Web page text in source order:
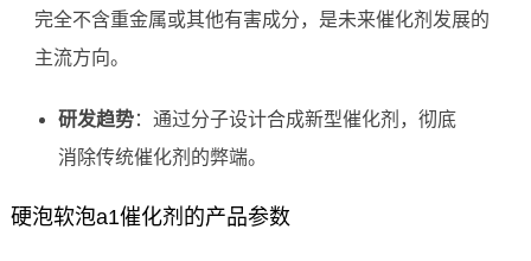
完全不含重金属或其他有害成分，是未来催化剂发展的
主流方向。
研发趋势：通过分子设计合成新型催化剂，彻底
消除传统催化剂的弊端。
硬泡软泡a1催化剂的产品参数